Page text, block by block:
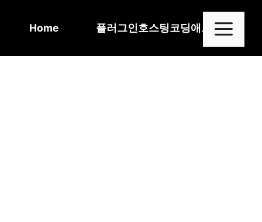
Home 플러그인호스팅코딩애드센스